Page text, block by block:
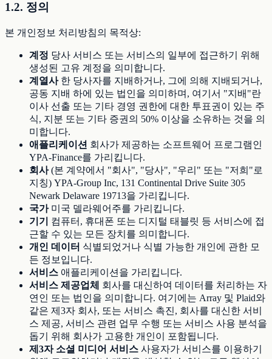
1.2. 정의
본 개인정보 처리방침의 목적상:
계정 당사 서비스 또는 서비스의 일부에 접근하기 위해
생성된 고유 계정을 의미합니다.
계열사한 당사자를 지배하거나, 그에 의해 지배되거나,
공동 지배 하에 있는 법인을 의미하며, 여기서 "지배"란
이사 선출 또는 기타 경영 권한에 대한 투표권이 있는 주
식, 지분 또는 기타 증권의 50% 이상을 소유하는 것을 의
미합니다.
애플리케이션 회사가 제공하는 소프트웨어 프로그램인
YPA-Finance를 가리킵니다.
회사(본 계약에서 "회사", "당사", "우리" 또는 "저희"로
지칭) YPA-Group Inc, 131 Continental Drive Suite 305
Newark Delaware 19713을 가리킵니다.
국가미국 델라웨어주를 가리킵니다.
기기
컴퓨터, 휴대폰 또는 디지털 태블릿 등 서비스에 접
근할 수 있는 모든 장치를 의미합니다.
개인 데이터 식별되었거나 식별 가능한 개인에 관한 모
든 정보입니다.
서비스 애플리케이션을 가리킵니다.
서비스 제공업체
회사를 대신하여 데이터를 처리하는 자
연인 또는 법인을 의미합니다. 여기에는 Array 및 Plaid와
같은 제3자 회사, 또는 서비스 촉진, 회사를 대신한 서비
스 제공, 서비스 관련 업무 수행 또는 서비스 사용 분석을
돕기 위해 회사가 고용한 개인이 포함됩니다.
제3자 소셜 미디어 서비스 사용자가 서비스를 이용하기